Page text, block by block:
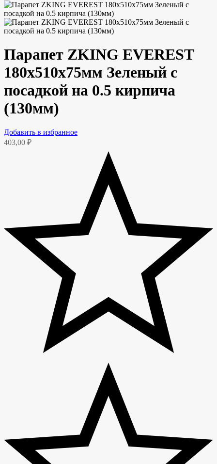
Парапет ZKING EVEREST
180х510х75мм Зеленый с
посадкой на 0.5 кирпича
(130мм)
Добавить в избранное
403,00 ₽